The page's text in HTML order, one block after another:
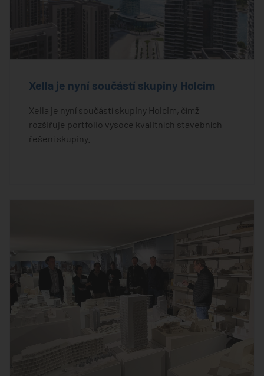
Xella je nyní součástí skupiny Holcim
Xella je nyní součástí skupiny Holcim, čímž
rozšiřuje portfolio vysoce kvalitních stavebních
řešení skupiny.